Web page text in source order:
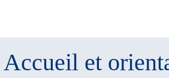
Accueil et